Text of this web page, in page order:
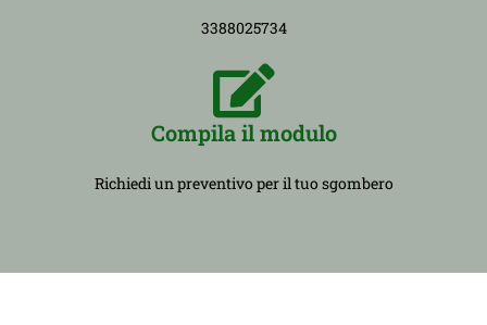
3388025734
Compila il modulo
Richiedi un preventivo per il tuo sgombero